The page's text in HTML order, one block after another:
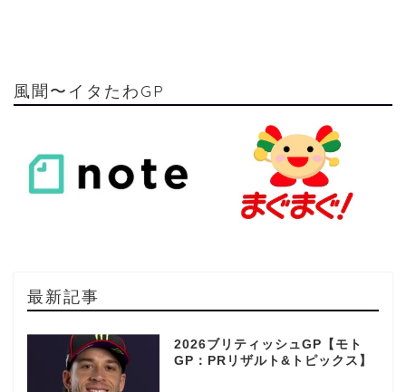
風聞〜イタたわGP
最新記事
2026ブリティッシュGP【モト
GP：PRリザルト&トピックス】